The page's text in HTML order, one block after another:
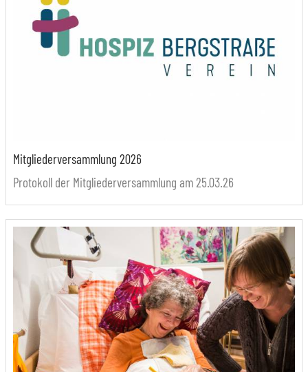
Mitgliederversammlung 2026
Protokoll der Mitgliederversammlung am 25.03.26